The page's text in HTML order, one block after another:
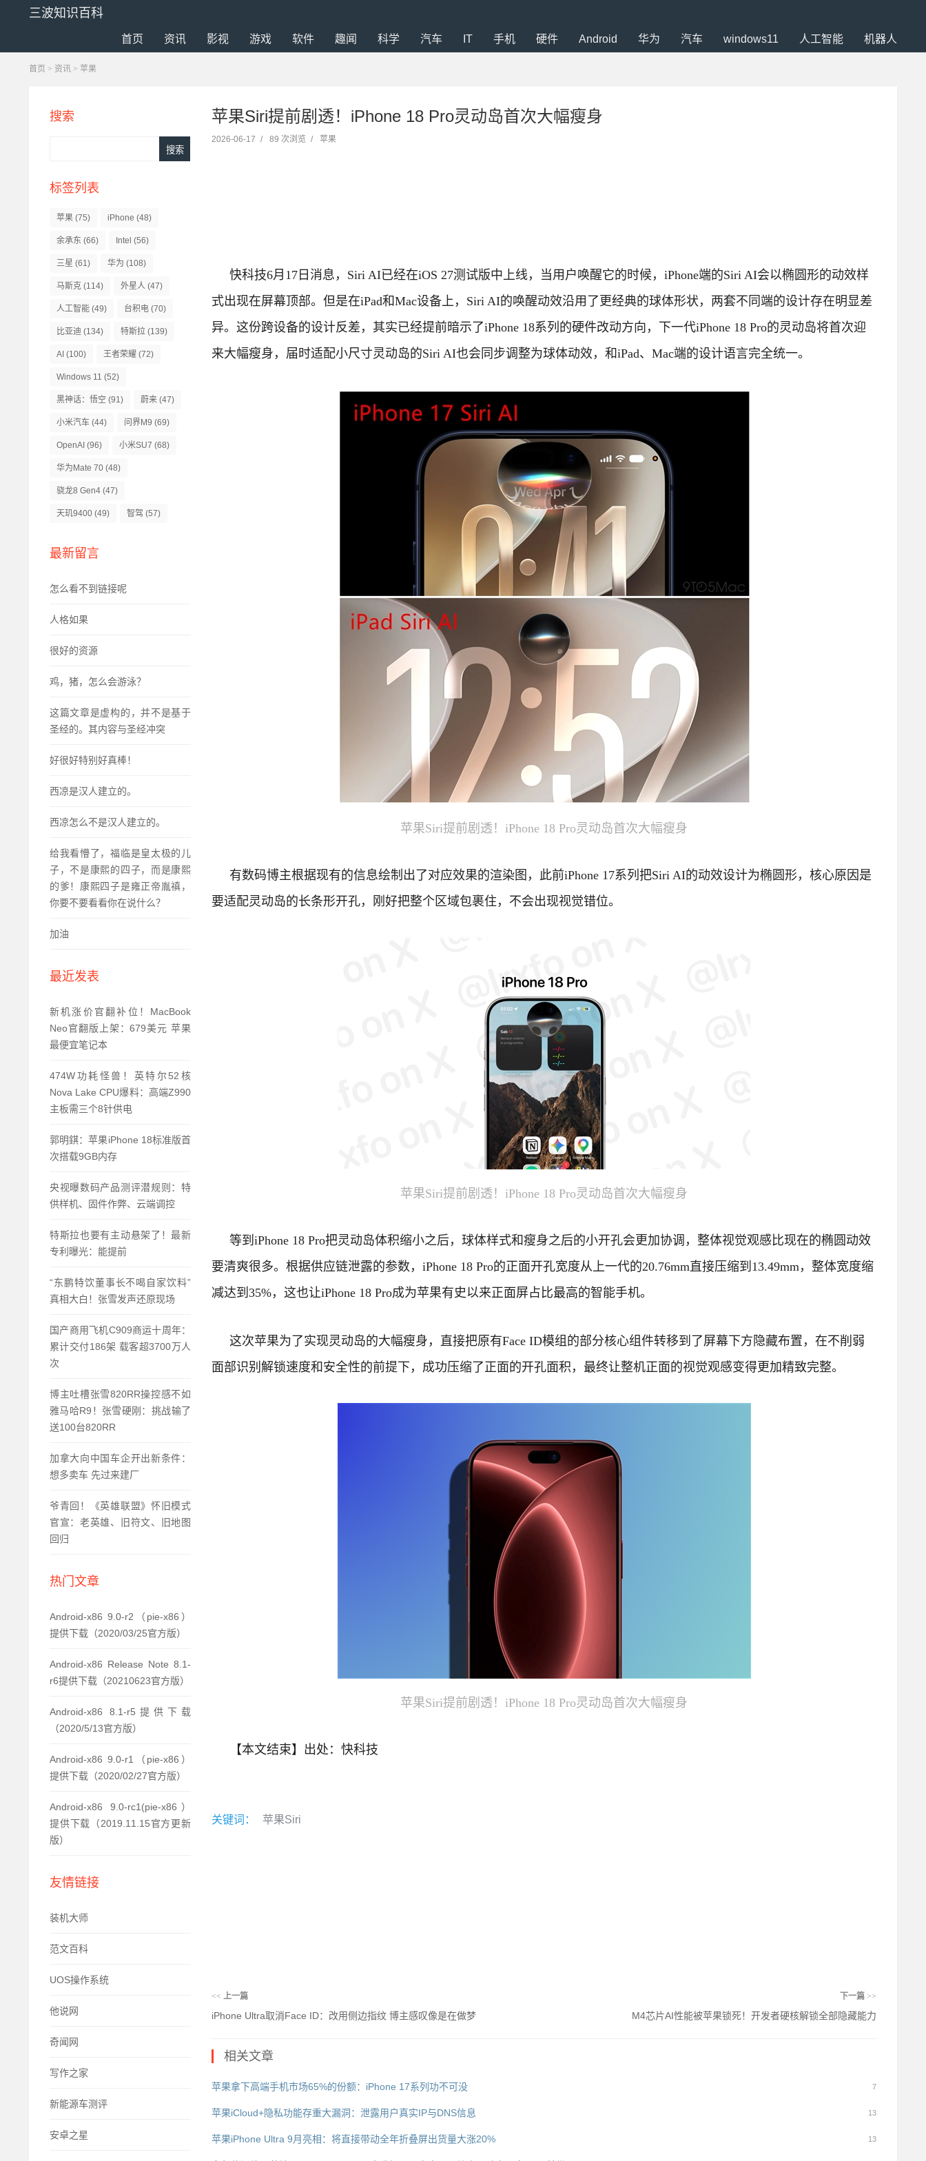
三波知识百科
首页 资讯 影视 游戏 软件 趣闻 科学 汽车 IT 手机 硬件 Android 华为 汽车 windows11 人工智能 机器人
首页 > 资讯 > 苹果
搜索
标签列表
苹果 (75) iPhone (48)
余承东 (66) Intel (56)
三星 (61) 华为 (108)
马斯克 (114) 外星人 (47)
人工智能 (49) 台积电 (70)
比亚迪 (134) 特斯拉 (139)
AI (100) 王者荣耀 (72)
Windows 11 (52)
黑神话：悟空 (91) 蔚来 (47)
小米汽车 (44) 问界M9 (69)
OpenAI (96) 小米SU7 (68)
华为Mate 70 (48)
骁龙8 Gen4 (47)
天玑9400 (49) 智驾 (57)
最新留言
怎么看不到链接呢
人格如果
很好的资源
鸡，猪，怎么会游泳？
这篇文章是虚构的，并不是基于
圣经的。其内容与圣经冲突
好很好特别好真棒！
西凉是汉人建立的。
西凉怎么不是汉人建立的。
给我看懵了，福临是皇太极的儿
子，不是康熙的四子，而是康熙
的爹！康熙四子是雍正帝胤禛，
你要不要看看你在说什么？
加油
最近发表
新机涨价官翻补位！MacBook
Neo官翻版上架：679美元 苹果
最便宜笔记本
474W功耗怪兽！英特尔52核
Nova Lake CPU爆料：高端Z990
主板需三个8针供电
郭明錤：苹果iPhone 18标准版首
次搭载9GB内存
央视曝数码产品测评潜规则：特
供样机、固件作弊、云端调控
特斯拉也要有主动悬架了！最新
专利曝光：能提前
“东鹏特饮董事长不喝自家饮料”
真相大白！张雪发声还原现场
国产商用飞机C909商运十周年：
累计交付186架 载客超3700万人
次
博主吐槽张雪820RR操控感不如
雅马哈R9！张雪硬刚：挑战输了
送100台820RR
加拿大向中国车企开出新条件：
想多卖车 先过来建厂
爷青回！《英雄联盟》怀旧模式
官宣：老英雄、旧符文、旧地图
回归
热门文章
Android-x86 9.0-r2（pie-x86）
提供下载（2020/03/25官方版）
Android-x86 Release Note 8.1-
r6提供下载（20210623官方版）
Android-x86 8.1-r5提供下载
（2020/5/13官方版）
Android-x86 9.0-r1（pie-x86）
提供下载（2020/02/27官方版）
Android-x86 9.0-rc1(pie-x86）
提供下载（2019.11.15官方更新
版）
友情链接
装机大师
范文百科
UOS操作系统
他说网
奇闻网
写作之家
新能源车测评
安卓之星
苹果Siri提前剧透！iPhone 18 Pro灵动岛首次大幅瘦身
2026-06-17 / 89 次浏览 / 苹果
快科技6月17日消息，Siri AI已经在iOS 27测试版中上线，当用户唤醒它的时候，iPhone端的Siri AI会以椭圆形的动效样
式出现在屏幕顶部。但是在iPad和Mac设备上，Siri AI的唤醒动效沿用了更经典的球体形状，两套不同端的设计存在明显差
异。 这份跨设备的设计反差，其实已经提前暗示了iPhone 18系列的硬件改动方向，下一代iPhone 18 Pro的灵动岛将首次迎
来大幅瘦身，届时适配小尺寸灵动岛的Siri AI也会同步调整为球体动效，和iPad、Mac端的设计语言完全统一。
苹果Siri提前剧透！iPhone 18 Pro灵动岛首次大幅瘦身
有数码博主根据现有的信息绘制出了对应效果的渲染图，此前iPhone 17系列把Siri AI的动效设计为椭圆形，核心原因是
要适配灵动岛的长条形开孔，刚好把整个区域包裹住，不会出现视觉错位。
苹果Siri提前剧透！iPhone 18 Pro灵动岛首次大幅瘦身
等到iPhone 18 Pro把灵动岛体积缩小之后，球体样式和瘦身之后的小开孔会更加协调，整体视觉观感比现在的椭圆动效
要清爽很多。 根据供应链泄露的参数，iPhone 18 Pro的正面开孔宽度从上一代的20.76mm直接压缩到13.49mm，整体宽度缩
减达到35%，这也让iPhone 18 Pro成为苹果有史以来正面屏占比最高的智能手机。
这次苹果为了实现灵动岛的大幅瘦身，直接把原有Face ID模组的部分核心组件转移到了屏幕下方隐藏布置，在不削弱
面部识别解锁速度和安全性的前提下，成功压缩了正面的开孔面积，最终让整机正面的视觉观感变得更加精致完整。
苹果Siri提前剧透！iPhone 18 Pro灵动岛首次大幅瘦身
【本文结束】出处：快科技
关键词： 苹果Siri
<< 上一篇
iPhone Ultra取消Face ID：改用侧边指纹 博主感叹像是在做梦
下一篇 >>
M4芯片AI性能被苹果锁死！开发者硬核解锁全部隐藏能力
相关文章
7
苹果拿下高端手机市场65%的份额：iPhone 17系列功不可没
13
苹果iCloud+隐私功能存重大漏洞：泄露用户真实IP与DNS信息
13
苹果iPhone Ultra 9月亮相：将直接带动全年折叠屏出货量大涨20%